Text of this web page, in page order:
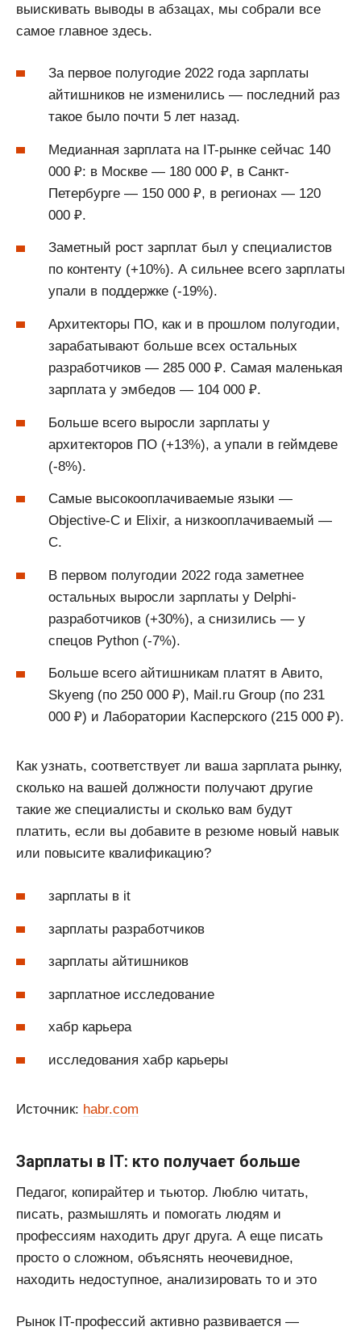
выискивать выводы в абзацах, мы собрали все
самое главное здесь.
За первое полугодие 2022 года зарплаты
айтишников не изменились — последний раз
такое было почти 5 лет назад.
Медианная зарплата на IT-рынке сейчас 140
000 ₽: в Москве — 180 000 ₽, в Санкт-
Петербурге — 150 000 ₽, в регионах — 120
000 ₽.
Заметный рост зарплат был у специалистов
по контенту (+10%). А сильнее всего зарплаты
упали в поддержке (-19%).
Архитекторы ПО, как и в прошлом полугодии,
зарабатывают больше всех остальных
разработчиков — 285 000 ₽. Самая маленькая
зарплата у эмбедов — 104 000 ₽.
Больше всего выросли зарплаты у
архитекторов ПО (+13%), а упали в геймдеве
(-8%).
Самые высокооплачиваемые языки —
Objective-С и Elixir, а низкооплачиваемый —
С.
В первом полугодии 2022 года заметнее
остальных выросли зарплаты у Delphi-
разработчиков (+30%), а снизились — у
спецов Python (-7%).
Больше всего айтишникам платят в Авито,
Skyeng (по 250 000 ₽), Mail.ru Group (по 231
000 ₽) и Лаборатории Касперского (215 000 ₽).
Как узнать, соответствует ли ваша зарплата рынку,
сколько на вашей должности получают другие
такие же специалисты и сколько вам будут
платить, если вы добавите в резюме новый навык
или повысите квалификацию?
зарплаты в it
зарплаты разработчиков
зарплаты айтишников
зарплатное исследование
хабр карьера
исследования хабр карьеры
Источник: habr.com
Зарплаты в IT: кто получает больше
Педагог, копирайтер и тьютор. Люблю читать,
писать, размышлять и помогать людям и
профессиям находить друг друга. А еще писать
просто о сложном, объяснять неочевидное,
находить недоступное, анализировать то и это
Рынок IT-профессий активно развивается —